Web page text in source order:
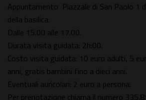
Appuntamento Piazzale di San Paolo 1
della basilica.
Dalle 15.00 alle 17.00.
Durata visita guidata: 2h:00.
Costo visita guidata: 10 euro adulti, 5
anni, gratis bambini fino a dieci anni.
Eventuali auricolari: 2 euro a persona.
Per prenotazione chiama il numero